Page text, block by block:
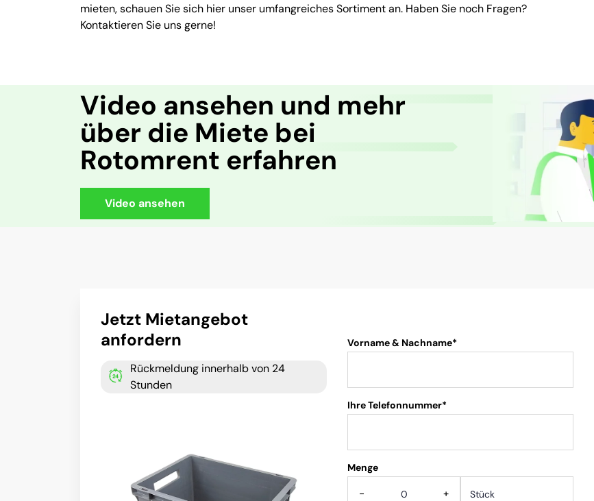
mieten, schauen Sie sich hier unser umfangreiches Sortiment an. Haben Sie noch Fragen?
Kontaktieren Sie uns gerne!
Video ansehen und mehr
über die Miete bei
Rotomrent erfahren
Video ansehen
Jetzt Mietangebot
anfordern
Rückmeldung innerhalb von 24
Stunden
Vorname & Nachname*
Ihre Telefonnummer*
Menge
- +